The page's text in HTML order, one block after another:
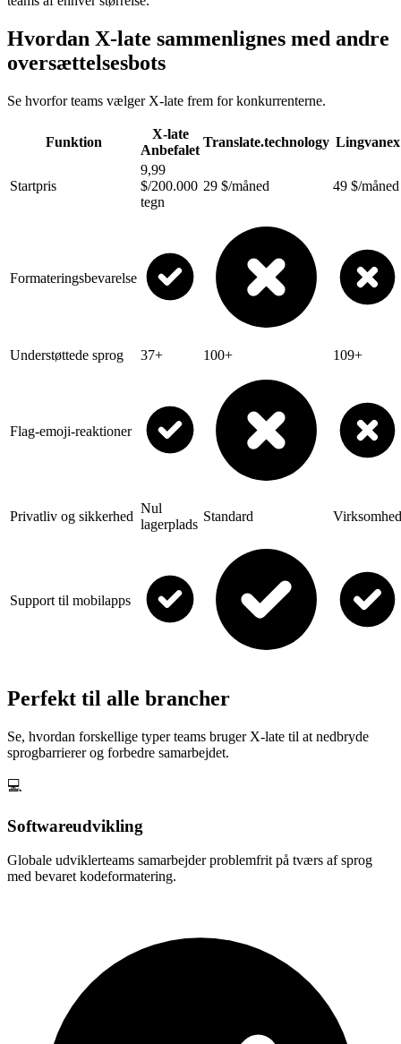
Hvordan X-late sammenlignes med andre
oversættelsesbots
Se hvorfor teams vælger X-late frem for konkurrenterne.
Funktion
X-late
Anbefalet
Translate.technology Lingvanex
Startpris
9,99
$/200.000
tegn
29 $/måned 49 $/måned
Formateringsbevarelse
Understøttede sprog 37+ 100+ 109+
Flag-emoji-reaktioner
Privatliv og sikkerhed
Nul
lagerplads
Standard Virksomhed
Support til mobilapps
Perfekt til alle brancher
Se, hvordan forskellige typer teams bruger X-late til at nedbryde
sprogbarrierer og forbedre samarbejdet.
💻
Softwareudvikling
Globale udviklerteams samarbejder problemfrit på tværs af sprog
med bevaret kodeformatering.